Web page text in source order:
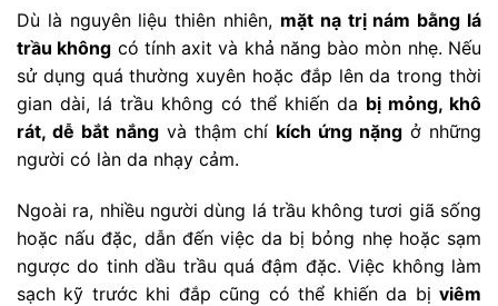
Dù là nguyên liệu thiên nhiên, mặt nạ trị nám bằng lá
trầu không có tính axit và khả năng bào mòn nhẹ. Nếu
sử dụng quá thường xuyên hoặc đắp lên da trong thời
gian dài, lá trầu không có thể khiến da bị mỏng, khô
rát, dễ bắt nắngvà thậm chí kích ứng nặng ở những
người có làn da nhạy cảm.
Ngoài ra, nhiều người dùng lá trầu không tươi giã sống
hoặc nấu đặc, dẫn đến việc da bị bỏng nhẹ hoặc sạm
ngược do tinh dầu trầu quá đậm đặc. Việc không làm
sạch kỹ trước khi đắp cũng có thể khiến da bị viêm